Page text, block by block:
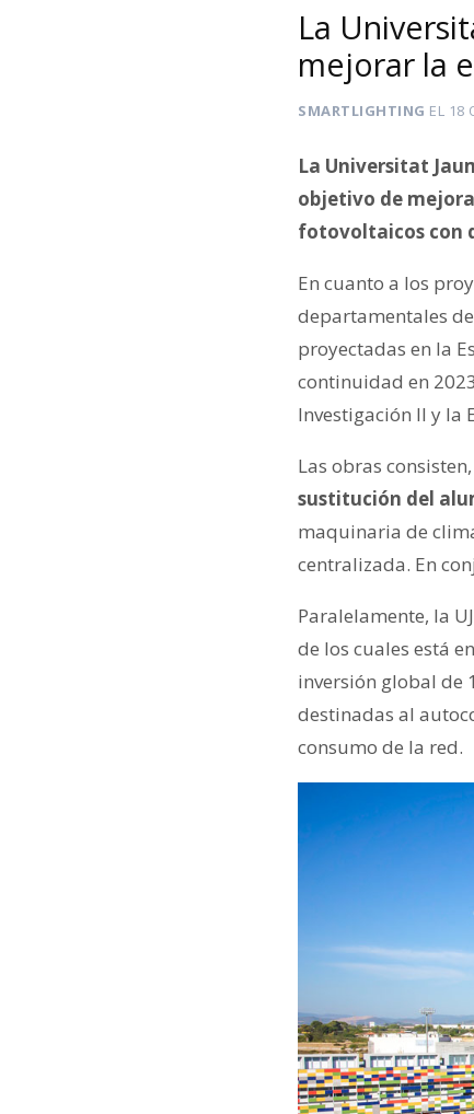
La
mejorar la
SMARTLIGHTING EL 18
La Universitat
objetivo de
fotovoltaicos con
En cuanto a los
departamentales
proyectadas en la
continuidad en
Investigación II y la
Las obras
sustitución del
maquinaria de
centralizada. En
Paralelamente, la
de los cuales está
inversión global de
destinadas al
consumo de la red.